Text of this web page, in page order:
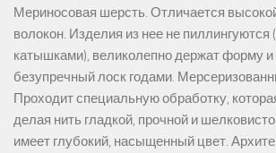
Мериносовая шерсть. Отличается
волокон. Изделия из нее не пиллингуются
катышками), великолепно держат форму
безупречный лоск годами.
Проходит специальную обработку,
делая нить гладкой, прочной и
имеет глубокий, насыщенный цвет.